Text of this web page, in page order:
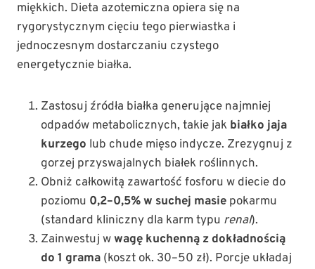
miękkich. Dieta azotemiczna opiera się na
rygorystycznym cięciu tego pierwiastka i
jednoczesnym dostarczaniu czystego
energetycznie białka.
Zastosuj źródła białka generujące najmniej
odpadów metabolicznych, takie jak białko jaja
kurzego lub chude mięso indycze. Zrezygnuj z
gorzej przyswajalnych białek roślinnych.
Obniż całkowitą zawartość fosforu w diecie do
poziomu 0,2–0,5% w suchej masie pokarmu
(standard kliniczny dla karm typu renal).
Zainwestuj wwagę kuchenną z dokładnością
do 1 grama (koszt ok. 30–50 zł). Porcje układaj